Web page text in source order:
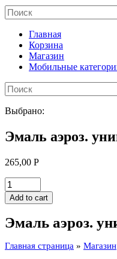
Search
this
websiteГлавная
Корзина
Магазин
Мобильные
Выбрано:
Эмаль аэроз.
265,00 Р
Эмаль
аэроз.
универс.
520
KUDO-
Add to cart
Эмаль аэроз.
Главная страница » Магазин